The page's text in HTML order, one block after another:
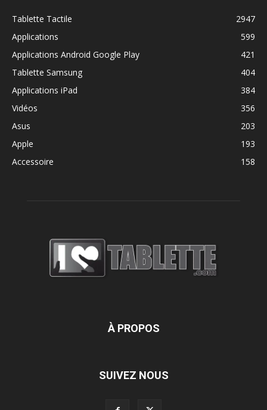
Tablette Tactile
2947
Applications
599
Applications Android Google Play
421
Tablette Samsung
404
Applications iPad
384
Vidéos
356
Asus
203
Apple
193
Accessoire
158
À PROPOS
SUIVEZ NOUS